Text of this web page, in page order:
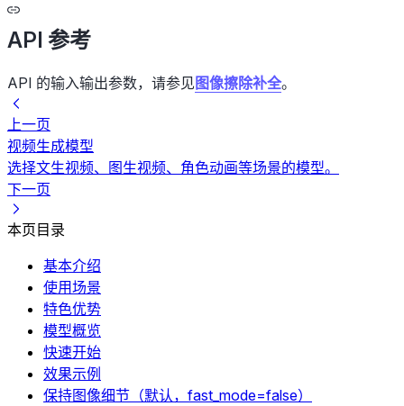
API 参考
API 的输入输出参数，请参见图像擦除补全。
上一页
视频生成模型
选择文生视频、图生视频、角色动画等场景的模型。
下一页
本页目录
基本介绍
使用场景
特色优势
模型概览
快速开始
效果示例
保持图像细节（默认，fast_mode=false）